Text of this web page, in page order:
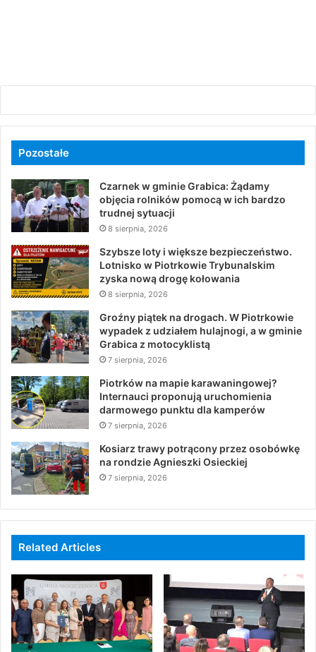
Pozostałe
Czarnek w gminie Grabica: Żądamy
objęcia rolników pomocą w ich bardzo
trudnej sytuacji
8 sierpnia, 2026
Szybsze loty i większe bezpieczeństwo.
Lotnisko w Piotrkowie Trybunalskim
zyska nową drogę kołowania
8 sierpnia, 2026
Groźny piątek na drogach. W Piotrkowie
wypadek z udziałem hulajnogi, a w gminie
Grabica z motocyklistą
7 sierpnia, 2026
Piotrków na mapie karawaningowej?
Internauci proponują uruchomienia
darmowego punktu dla kamperów
7 sierpnia, 2026
Kosiarz trawy potrącony przez osobówkę
na rondzie Agnieszki Osieckiej
7 sierpnia, 2026
Related Articles